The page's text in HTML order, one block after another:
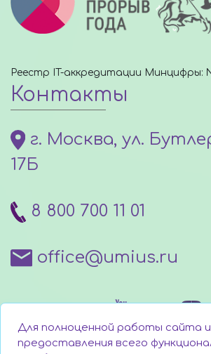
Реестр IT-аккредитации Минцифры:
Контакты
г. Москва, ул.
17Б
8 800 700 11 01
office@umius.ru
Для полноценной работы сайта и
предоставления всего